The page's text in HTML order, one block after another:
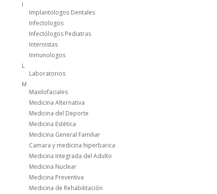
I
Implantologos Dentales
Infectologos
Infectólogos Pediatras
Internistas
Inmunologos
L
Laboratorios
M
Maxilofaciales
Medicina Alternativa
Medicina del Deporte
Medicina Estética
Medicina General Familiar
Camara y medicina hiperbarica
Medicina Integrada del Adulto
Medicina Nuclear
Medicina Preventiva
Medicina de Rehabilitación